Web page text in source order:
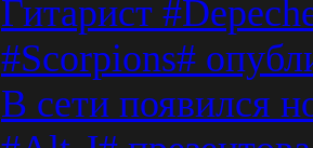
Гитарист
#Scorpions#
В сети появился